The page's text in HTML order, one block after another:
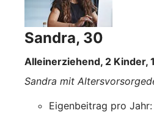
Sandra, 30
Alleinerziehend, 2 Kinder,
Sandra mit
Eigenbeitrag pro Jahr: